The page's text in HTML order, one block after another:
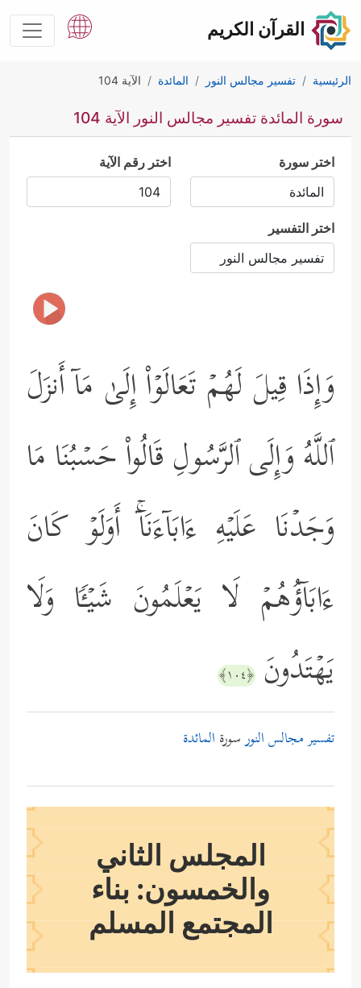
القرآن الكريم
الرئيسية تفسير مجالس النور المائدة الآية 104
سورة المائدة تفسير مجالس النور الآية 104
اختر سورة اختر رقم الآية
اختر التفسير
وَإِذَا قِیلَ لَهُمۡ تَعَالَوۡاْ إِلَىٰ مَاۤ أَنزَلَ
ٱللَّهُ وَإِلَى ٱلرَّسُولِ قَالُواْ حَسۡبُنَا مَا
وَجَدۡنَا عَلَیۡهِ ءَابَاۤءَنَاۤۚ أَوَلَوۡ كَانَ
ءَابَاۤؤُهُمۡ لَا یَعۡلَمُونَ شَیۡـࣰٔا وَلَا
یَهۡتَدُونَ ﴿١٠٤﴾
تفسير مجالس النورسورة المائدة
المجلس الثاني
والخمسون: بناء
المجتمع المسلم